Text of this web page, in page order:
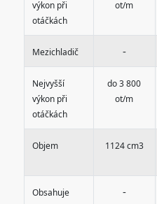
výkon při
otáčkách
ot/m
Mezichladič -
Nejvyšší
výkon při
otáčkách
do 3 800
ot/m
Objem 1124 cm3
Obsahuje -